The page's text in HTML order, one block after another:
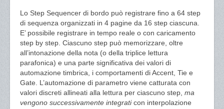
Lo Step Sequencer di bordo può registrare fino a 64 step
di sequenza organizzati in 4 pagine da 16 step ciascuna.
E’ possibile registrare in tempo reale o con caricamento
step by step. Ciascuno step può memorizzare, oltre
all’intonazione della nota (o della triplice lettura
parafonica) e una parte significativa dei valori di
automazione timbrica, i comportamenti di Accent, Tie e
Gate. L’automazione di parametro viene catturata con
valori discreti allineati alla lettura per ciascuno step, ma
vengono successivamente integraticon interpolazione